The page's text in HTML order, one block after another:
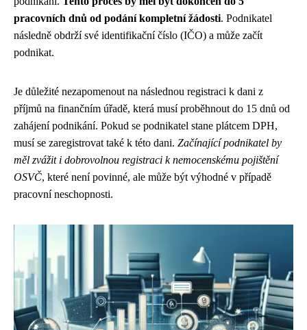
pracovních dnů od podání kompletní žádosti. Podnikatel
následně obdrží své identifikační číslo (IČO) a může začít
podnikat.
Je důležité nezapomenout na následnou registraci k dani z
příjmů na finančním úřadě, která musí proběhnout do 15 dnů od
zahájení podnikání. Pokud se podnikatel stane plátcem DPH,
musí se zaregistrovat také k této dani. Začínající podnikatel by
měl zvážit i dobrovolnou registraci k nemocenskému pojištění
OSVČ, které není povinné, ale může být výhodné v případě
pracovní neschopnosti.